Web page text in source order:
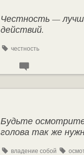
Честность —
действий.
честность
Будьте
голова так же
владение собой